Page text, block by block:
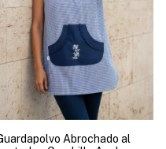
Abrochado al